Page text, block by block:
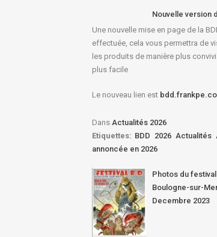
Nouvelle version
Une nouvelle mise en page de la
effectuée, cela vous permettra de
les produits de manière plus
plus facile
Le nouveau lien est
Dans Actualités 2026
Etiquettes: BDD 2026 Actualités
annoncée en 2026
Photos du
Boulogne-sur-
Decembre 2023